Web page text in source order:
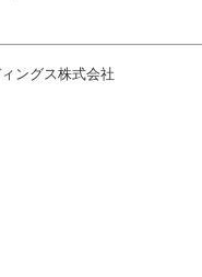
ングス株式会社